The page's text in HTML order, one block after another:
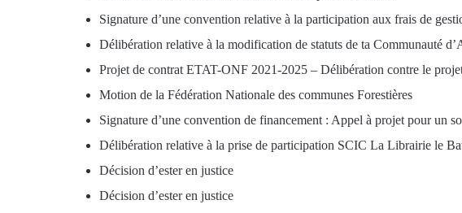
Signature d’une convention relative à la participation aux frais de
Délibération relative à la modification de statuts de ta Communauté
Projet de contrat ETAT-ONF 2021-2025 – Délibération contre le
Motion de la Fédération Nationale des communes Forestières
Signature d’une convention de financement : Appel à projet pour un
Délibération relative à la prise de participation SCIC La Librairie le
Décision d’ester en justice
Décision d’ester en justice